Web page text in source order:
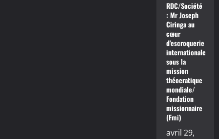
RDC/Société
: Mr Joseph
Ciringa au
cœur
d’escroquerie
internationale
sous la
mission
théocratique
mondiale/
Fondation
missionnaire
(Fmi)
avril 29,